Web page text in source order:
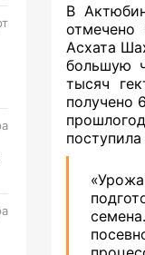
В
отмечено
Асхата
большую
тысяч
получено